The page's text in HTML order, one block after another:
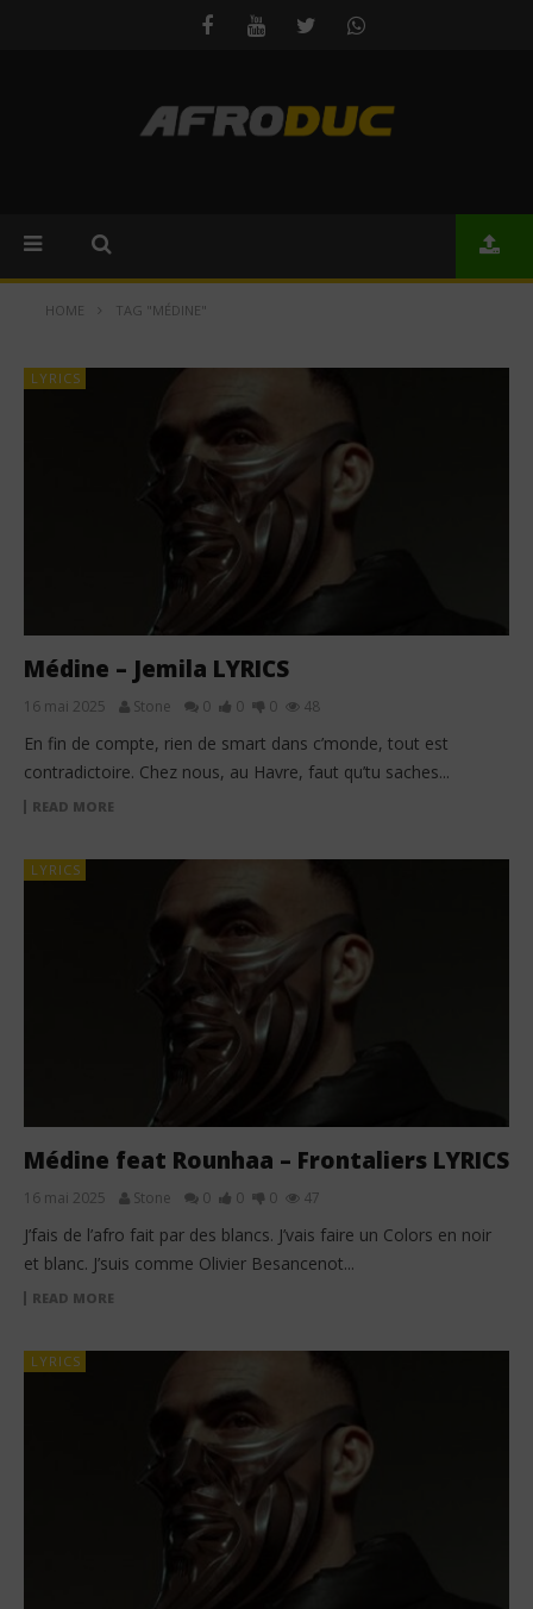
HOME TAG "MÉDINE"
LYRICS
Médine – Jemila LYRICS
16 mai 2025 Stone 0 0 0 48
En fin de compte, rien de smart dans c’monde, tout est
contradictoire. Chez nous, au Havre, faut qu’tu saches...
READ MORE
LYRICS
Médine feat Rounhaa – Frontaliers LYRICS
16 mai 2025 Stone 0 0 0 47
J’fais de l’afro fait par des blancs. J’vais faire un Colors en noir
et blanc. J’suis comme Olivier Besancenot...
READ MORE
LYRICS